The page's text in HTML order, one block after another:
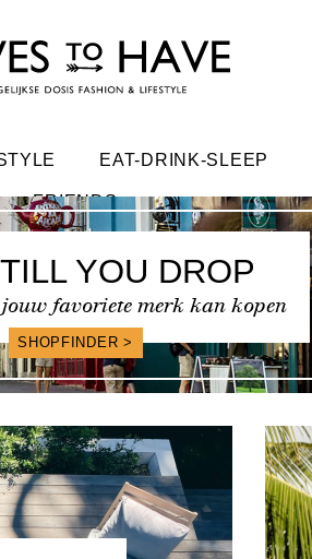
EAT-DRINK-SLEEP
FRIENDS
YOU DROP
favoriete merk kan kopen
SHOPFINDER >